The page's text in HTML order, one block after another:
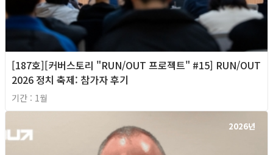
[187호][커버스토리 "RUN/OUT 프로젝트" #15] RUN/OUT
2026 정치 축제: 참가자 후기
기간 : 1월
2026년